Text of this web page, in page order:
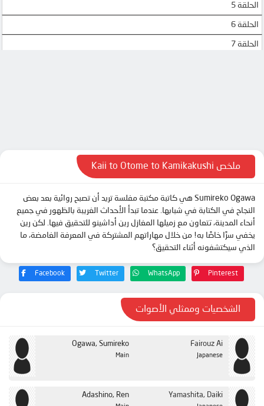
الحلقة 5
الحلقة 6
الحلقة 7
ملخص Kaii to Otome to Kamikakushi
Sumireko Ogawa هي كاتبة مكتبة مفلسة تريد أن تصبح روائية بعد بعض
النجاح في الكتابة في شبابها. عندما تبدأ الأحداث الغريبة بالظهور في جميع
أنحاء المدينة، تتعاون مع زميلها المغازل رين أداشينو للتحقيق فيها. لكن رين
يخفي سرًا خاصًا به! من خلال مهاراتهم المشتركة في المعرفة الغامضة، ما
الذي سيكتشفونه أثناء التحقيق؟
Facebook Twitter WhatsApp Pinterest
الشخصيات وممثلي الأصوات
Ogawa, Sumireko
Main
Fairouz Ai
Japanese
Adashino, Ren Yamashita, Daiki